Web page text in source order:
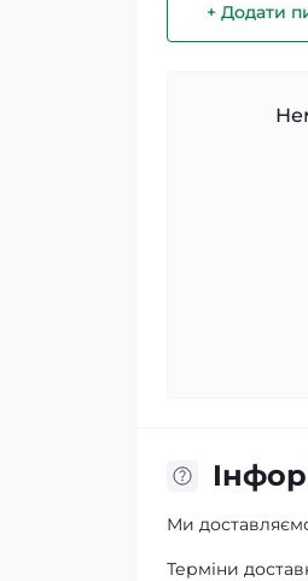
+ Додати
Ми
Терміни